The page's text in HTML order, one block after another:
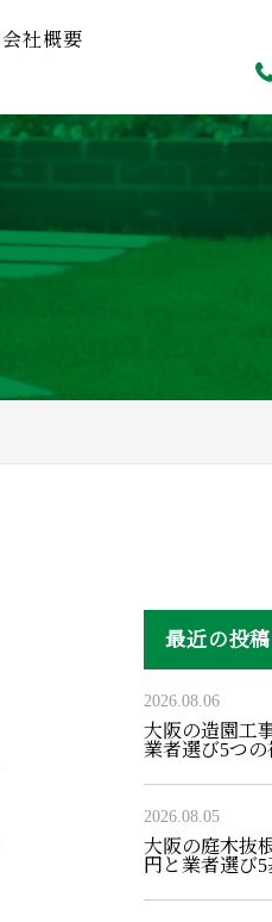
会社概要
最近の投稿
2026.08.06
大阪の造園工
業者選び5つの
2026.08.05
大阪の庭木抜
円と業者選び